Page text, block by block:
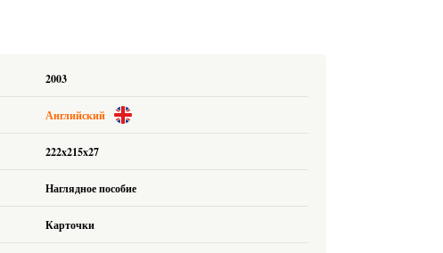
2003
Английский
222x215x27
Наглядное пособие
Карточки